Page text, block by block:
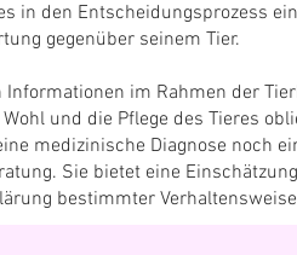
in den Entscheidungsprozess
gegenüber seinem Tier.
im Rahmen der
und die Pflege des Tieres
medizinische Diagnose noch
Sie bietet eine
bestimmter